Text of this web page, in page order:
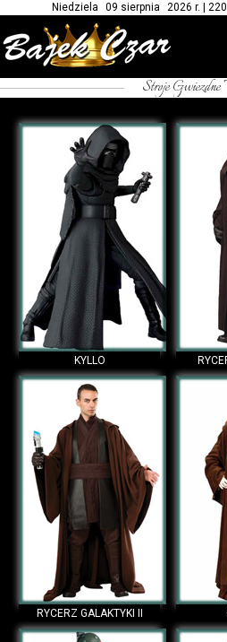
Niedziela 09 sierpnia 2026 r. |
Stroje